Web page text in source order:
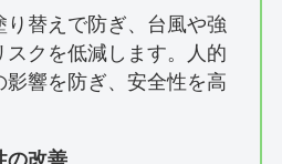
り替えで防ぎ、台風や強
スクを低減します。人的
影響を防ぎ、安全性を高